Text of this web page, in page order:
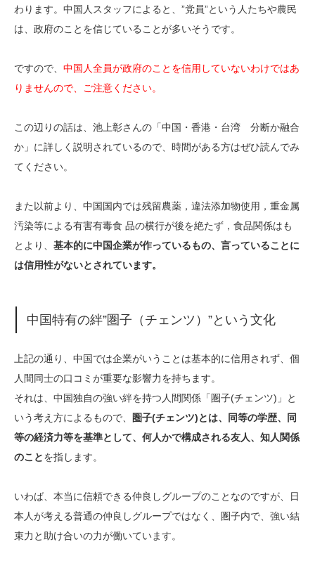
わります。中国人スタッフによると、”党員”という人たちや農民
は、政府のことを信じていることが多いそうです。
ですので、 中国人全員が政府のことを信用していないわけではあ
りませんので、ご注意ください。
この辺りの話は、池上彰さんの「中国・香港・台湾 分断か融合
か」に詳しく説明されているので、時間がある方はぜひ読んでみ
てください。
また以前より、中国国内では残留農薬，違法添加物使用，重金属
汚染等による有害有毒食 品の横行が後を絶たず，食品関係はも
とより、 基本的に中国企業が作っているもの、言っていることに
は信用性がないとされています。
中国特有の絆”圏子（チェンツ）”という文化
上記の通り、中国では企業がいうことは基本的に信用されず、個
人間同士の口コミが重要な影響力を持ちます。
それは、中国独自の強い絆を持つ人間関係「圏子(チェンツ)」と
いう考え方によるもので、
圏子(チェンツ)とは、同等の学歴、同
等の経済力等を基準として、何人かで構成される友人、知人関係
のことを指します。
いわば、本当に信頼できる仲良しグループのことなのですが、日
本人が考える普通の仲良しグループではなく、圏子内で、強い結
束力と助け合いの力が働いています。